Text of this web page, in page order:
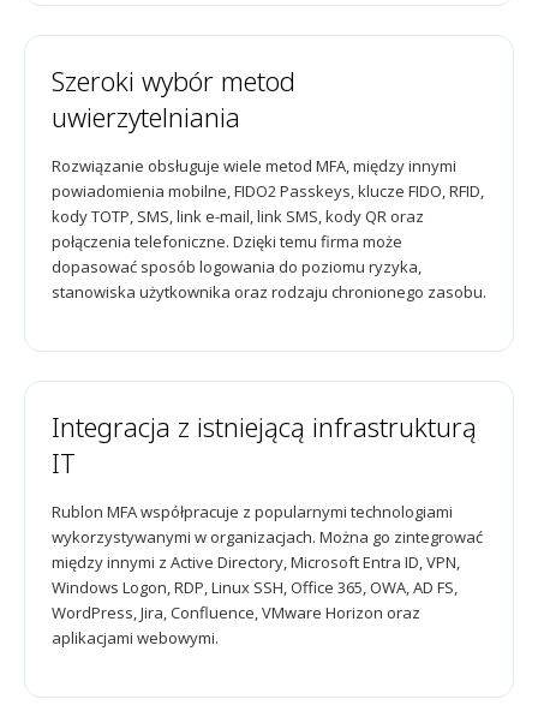
Szeroki wybór metod
uwierzytelniania
Rozwiązanie obsługuje wiele metod MFA, między innymi
powiadomienia mobilne, FIDO2 Passkeys, klucze FIDO, RFID,
kody TOTP, SMS, link e-mail, link SMS, kody QR oraz
połączenia telefoniczne. Dzięki temu firma może
dopasować sposób logowania do poziomu ryzyka,
stanowiska użytkownika oraz rodzaju chronionego zasobu.
Integracja z istniejącą infrastrukturą
IT
Rublon MFA współpracuje z popularnymi technologiami
wykorzystywanymi w organizacjach. Można go zintegrować
między innymi z Active Directory, Microsoft Entra ID, VPN,
Windows Logon, RDP, Linux SSH, Office 365, OWA, AD FS,
WordPress, Jira, Confluence, VMware Horizon oraz
aplikacjami webowymi.